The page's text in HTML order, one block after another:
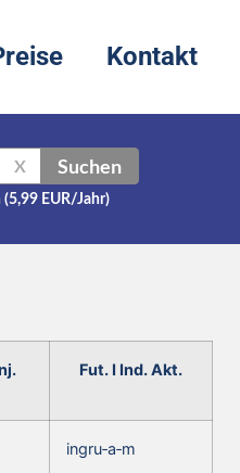
Kontakt
X Suchen
EUR/Jahr)
Fut. I Ind. Akt.
ingru‑a‑m